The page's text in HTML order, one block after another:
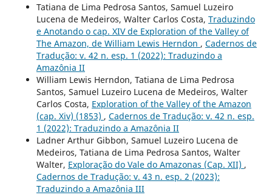
Tatiana de Lima Pedrosa Santos, Samuel Luzeiro
Lucena de Medeiros, Walter Carlos Costa, Traduzindo
e Anotando o cap. XIV de Exploration of the Valley of
The Amazon, de William Lewis Herndon , Cadernos de
Tradução: v. 42 n. esp. 1 (2022): Traduzindo a
Amazônia II
William Lewis Herndon, Tatiana de Lima Pedrosa
Santos, Samuel Luzeiro Lucena de Medeiros, Walter
Carlos Costa, Exploration of the Valley of the Amazon
(cap. Xiv) (1853) , Cadernos de Tradução: v. 42 n. esp.
1 (2022): Traduzindo a Amazônia II
Ladner Arthur Gibbon, Samuel Luzeiro Lucena de
Medeiros, Tatiana de Lima Pedrosa Santos, Walter
Walter, Exploração do Vale do Amazonas (Cap. XII) ,
Cadernos de Tradução: v. 43 n. esp. 2 (2023):
Traduzindo a Amazônia III